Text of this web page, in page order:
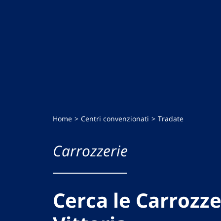
Home Centri convenzionati Tradate
Carrozzerie
Cerca le